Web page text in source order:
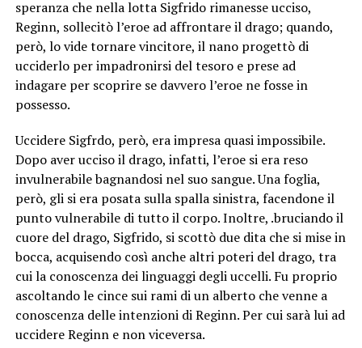
speranza che nella lotta Sigfrido rimanesse ucciso,
Reginn, sollecitò l’eroe ad affrontare il drago; quando,
però, lo vide tornare vincitore, il nano progettò di
ucciderlo per impadronirsi del tesoro e prese ad
indagare per scoprire se davvero l’eroe ne fosse in
possesso.
Uccidere Sigfrdo, però, era impresa quasi impossibile.
Dopo aver ucciso il drago, infatti, l’eroe si era reso
invulnerabile bagnandosi nel suo sangue. Una foglia,
però, gli si era posata sulla spalla sinistra, facendone il
punto vulnerabile di tutto il corpo. Inoltre, .bruciando il
cuore del drago, Sigfrido, si scottò due dita che si mise in
bocca, acquisendo così anche altri poteri del drago, tra
cui la conoscenza dei linguaggi degli uccelli. Fu proprio
ascoltando le cince sui rami di un alberto che venne a
conoscenza delle intenzioni di Reginn. Per cui sarà lui ad
uccidere Reginn e non viceversa.